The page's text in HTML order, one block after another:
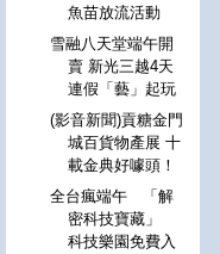
魚苗放流活動
雪融八天堂端午開
賣 新光三越4天
連假「藝」起玩
(影音新聞)貢糖金門
城百貨物產展 十
載金典好噱頭！
全台瘋端午 「解
密科技寶藏」
科技樂園免費入